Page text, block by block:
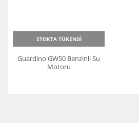
STOKTA TÜKENDİ
Guardino GW50 Benzinli Su
Motoru